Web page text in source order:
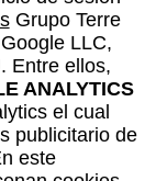
Grupo Terre
LLC,
Entre ellos,
ANALYTICS
el cual
publicitario de
este